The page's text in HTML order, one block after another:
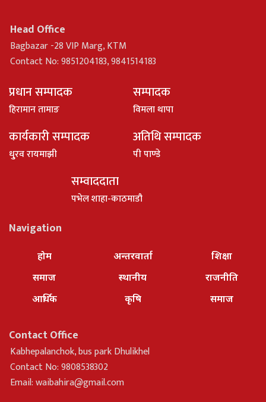
Head Office
Bagbazar -28 VIP Marg, KTM
Contact No: 9851204183, 9841514183
प्रधान सम्पादक
हिरामान तामाङ
सम्पादक
विमला थापा
कार्यकारी सम्पादक
धु्रव रायमाझी
अतिथि सम्पादक
पी पाण्डे
सम्वाददाता
पभेल शाहा-काठमाडौ
Navigation
होम
समाज
आर्थिक
अन्तरवार्ता
स्थानीय
कृषि
शिक्षा
राजनीति
समाज
Contact Office
Kabhepalanchok, bus park Dhulikhel
Contact No: 9808538302
Email:waibahira@gmail.com